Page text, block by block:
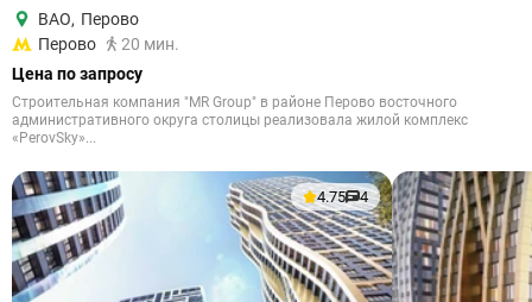
ВАО, Перово
Перово
20 мин.
Цена по запросу
Строительная компания "MR Group" в районе Перово восточного
административного округа столицы реализовала жилой комплекс
«PerovSky»...
4.75 4